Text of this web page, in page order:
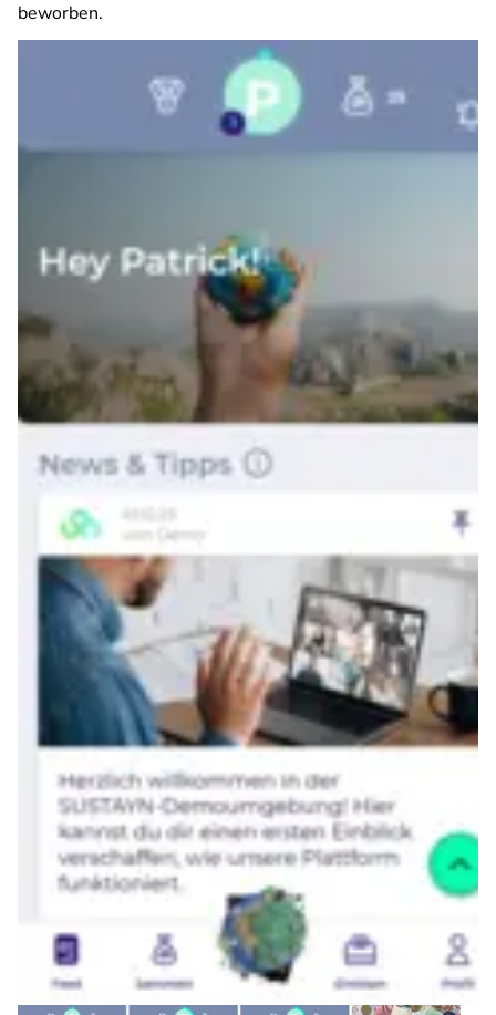
beworben.